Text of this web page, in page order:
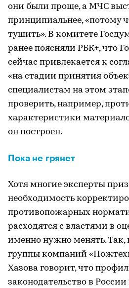
они были проще, а МЧС
принципиальнее, «потому
тушить». В комитете
ранее поясняли РБК+, что
сейчас привлекается к
«на стадии принятия
специалистам на этом
проверить, например,
характеристики
он построен.
Пока не грянет
Хотя многие эксперты
необходимость
противопожарных
расходятся с властями в
именно нужно менять. Так,
группы компаний
Хазова говорит, что
законодательство в России